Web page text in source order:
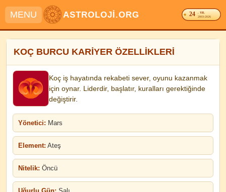
MENU ASTROLOJİ.ORG 24 . YIL
2003-2026
KOÇ BURCU KARİYER ÖZELLİKLERİ
Koç iş hayatında rekabeti sever, oyunu kazanmak
için oynar. Liderdir, başlatır, kuralları gerektiğinde
değiştirir.
Yönetici: Mars
Element: Ateş
Nitelik: Öncü